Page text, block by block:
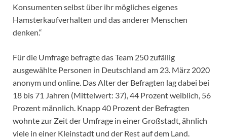
Konsumenten selbst über ihr mögliches eigenes
Hamsterkaufverhalten und das anderer Menschen
denken.“
Für die Umfrage befragte das Team 250 zufällig
ausgewählte Personen in Deutschland am 23. März 2020
anonym und online. Das Alter der Befragten lag dabei bei
18 bis 71 Jahren (Mittelwert: 37), 44 Prozent weiblich, 56
Prozent männlich. Knapp 40 Prozent der Befragten
wohnte zur Zeit der Umfrage in einer Großstadt, ähnlich
viele in einer Kleinstadt und der Rest auf dem Land.